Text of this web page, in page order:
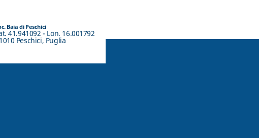
Baia di Peschici
41.941092 - Lon. 16.001792
Peschici, Puglia